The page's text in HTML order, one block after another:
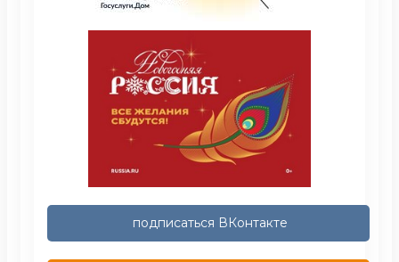
подписаться ВКонтакте